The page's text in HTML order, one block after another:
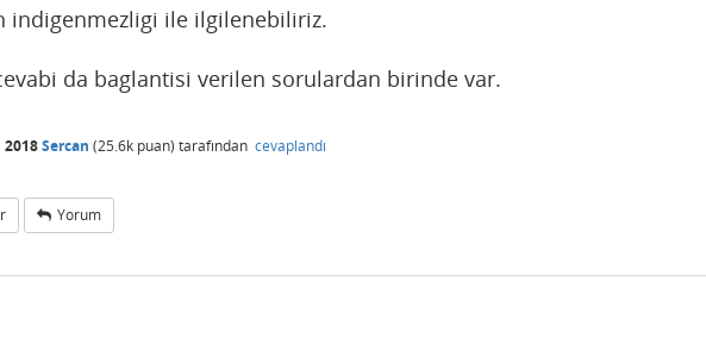
indigenmezligi ile ilgilenebiliriz.
da baglantisi verilen sorulardan birinde var.
2018Sercan (25.6k puan) tarafından cevaplandı
Yorum